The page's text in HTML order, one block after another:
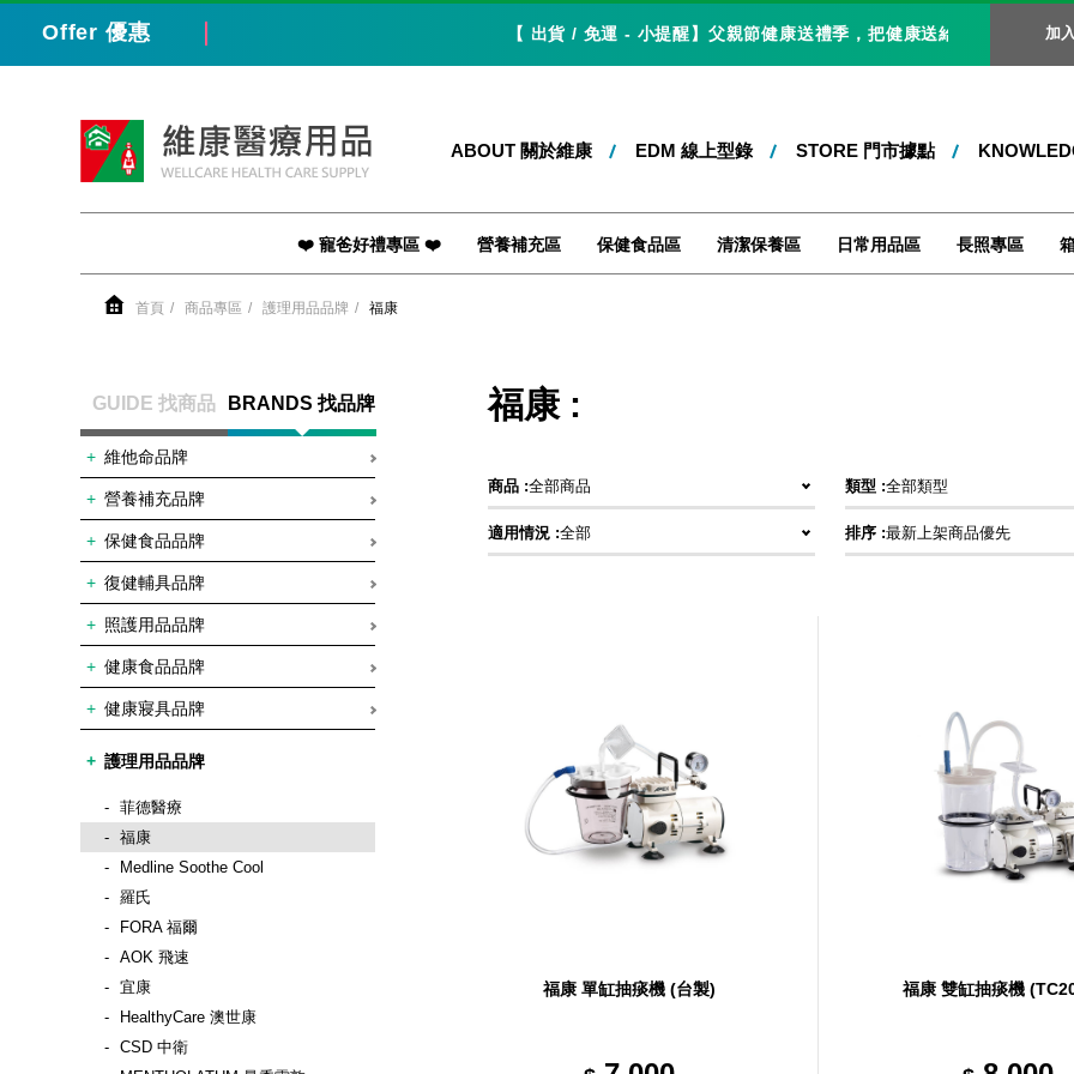
Offer 優惠 【 出貨 / 免運 - 小提醒】父親節健康送禮季，把健康送給爸爸，就是最好加
ABOUT 關於維康
EDM 線上型錄 STORE 門市據點
❤️ 寵爸好禮專區 ❤️ 營養補充區 保健食品區 清潔保養區 日常用品區 長照專區
首頁 商品專區 護理用品品牌 福康
GUIDE 找商品 BRANDS 找品牌
維他命品牌
營養補充品牌
保健食品品牌
復健輔具品牌
照護用品品牌
健康食品品牌
健康寢具品牌
護理用品品牌
菲德醫療
福康
Medline Soothe Cool
羅氏
FORA 福爾
AOK 飛速
宜康
HealthyCare 澳世康
CSD 中衛
福康 :
商品 :全部商品 類型 :全部類型
適用情況 :全部 排序 :最新上架商品優先
福康 單缸抽痰機 (台製) 福康 雙缸抽痰機